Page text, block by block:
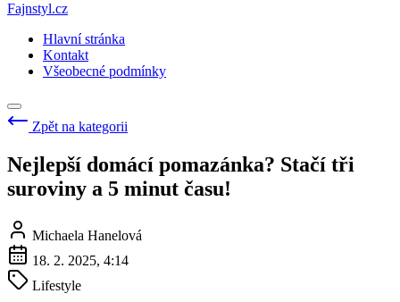
Fajnstyl.cz
Hlavní stránka
Kontakt
Všeobecné podmínky
Zpět na kategorii
Nejlepší domácí pomazánka? Stačí tři
suroviny a 5 minut času!
Michaela Hanelová
18. 2. 2025, 4:14
Lifestyle